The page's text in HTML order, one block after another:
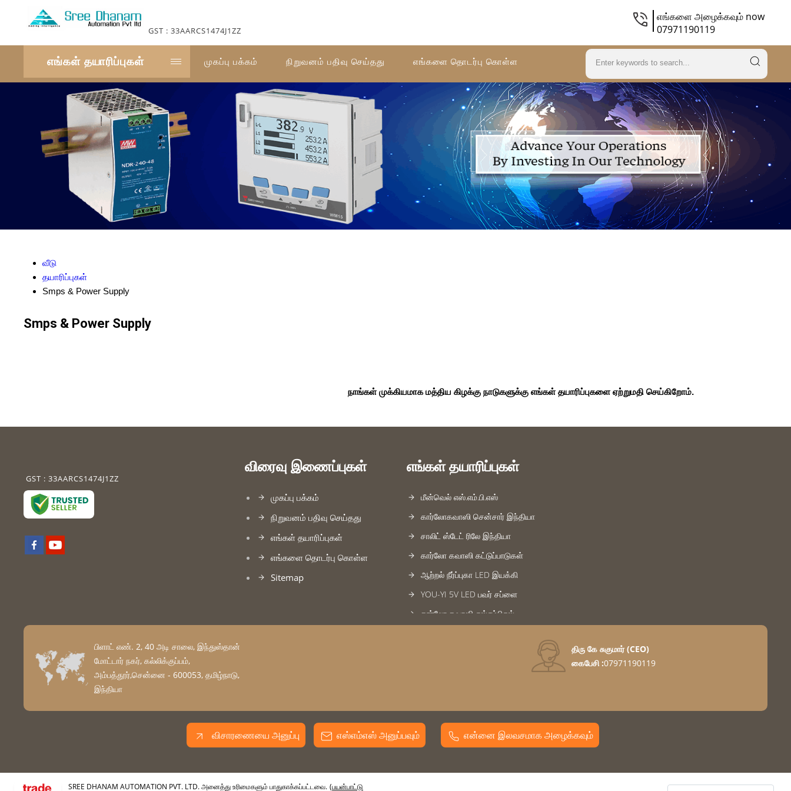
GST : 33AARCS1474J1ZZ
எங்களை அழைக்கவும் now
07971190119
எங்கள் தயாரிப்புகள் முகப்பு பக்கம் நிறுவனம் பதிவு செய்தது எங்களை தொடர்பு கொள்ள
வீடு
தயாரிப்புகள்
Smps & Power Supply
Smps & Power Supply
நாங்கள் முக்கியமாக மத்திய கிழக்கு நாடுகளுக்கு எங்கள் தயாரிப்புகளை ஏற்றுமதி செய்கிறோம்.
GST : 33AARCS1474J1ZZ
விரைவு இணைப்புகள்
முகப்பு பக்கம்
நிறுவனம் பதிவு செய்தது
எங்கள் தயாரிப்புகள்
எங்களை தொடர்பு கொள்ள
Sitemap
எங்கள் தயாரிப்புகள்
மீன்வெல் எஸ்.எம்.பி.எஸ்
கார்லோகவாஸி சென்சார் இந்தியா
சாலிட் ஸ்டேட் ரிலே இந்தியா
கார்லோ கவாஸி கட்டுப்பாடுகள்
ஆற்றல் நீர்ப்புகா LED இயக்கி
YOU-YI 5V LED பவர் சப்ளை
கார்லோ கவாஸி எஸ்எம்பிஎஸ்
பாதுகாப்பு ஒளி திரை
மீன்வெல் தலைமையிலான டிரைவர்
எஸ்எம்பிஎஸ் &amp; பவர் சப்ளை
பிளாட் எண். 2, 40 அடி சாலை, இந்துஸ்தான்
மோட்டார் நகர், கல்லிக்குப்பம்,
அம்பத்தூர்,சென்னை - 600053, தமிழ்நாடு,
இந்தியா
திரு கே சுகுமார்(CEO)
கைபேசி :07971190119
விசாரணையை அனுப்பு எஸ்எம்எஸ் அனுப்பவும் என்னை இலவசமாக அழைக்கவும்
SREE DHANAM AUTOMATION PVT. LTD. அனைத்து உரிமைகளும் பாதுகாக்கப்பட்டவை. (பயன்பாட்டு